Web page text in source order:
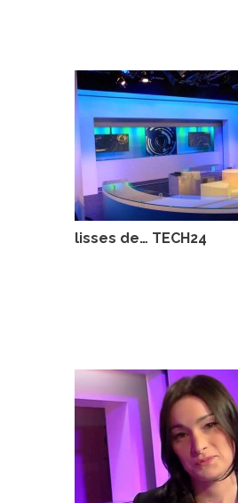
lisses de… TECH24